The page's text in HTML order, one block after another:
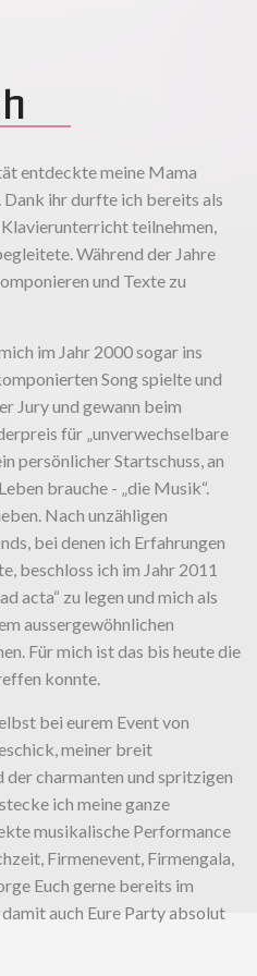
entdeckte meine Mama
Dank ihr durfte ich bereits als
teilnehmen,
Während der Jahre
und Texte zu
im Jahr 2000 sogar ins
Song spielte und
Jury und gewann beim
für „unverwechselbare
persönlicher Startschuss, an
brauche - „die Musik“.
Nach unzähligen
bei denen ich Erfahrungen
beschloss ich im Jahr 2011
acta“ zu legen und mich als
aussergewöhnlichen
Für mich ist das bis heute die
konnte.
bei eurem Event von
meiner breit
charmanten und spritzigen
ich meine ganze
musikalische Performance
Firmenevent, Firmengala,
Euch gerne bereits im
auch Eure Party absolut